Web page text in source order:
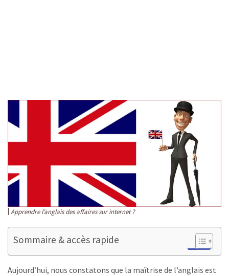
Apprendre l’anglais des affaires sur internet ?
Sommaire & accès rapide
Aujourd’hui, nous constatons que la maîtrise de l’anglais est